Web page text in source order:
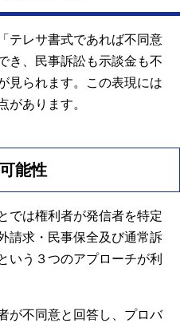
テレサ書式であれば不同意
き、民事訴訟も示談金も不
見られます。この表現には
があります。
能性
では権利者が発信者を特定
請求・民事保全及び通常訴
いう３つのアプローチが利
が不同意と回答し、プロバ